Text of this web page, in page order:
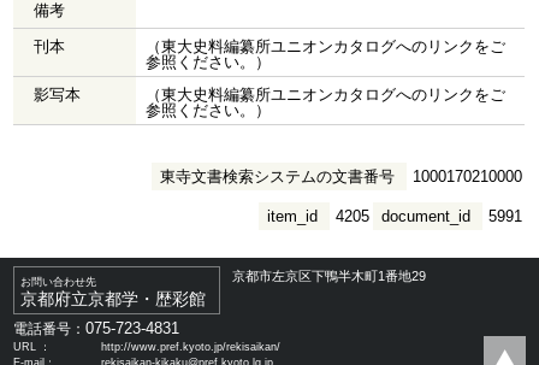
備考
刊本
（東大史料編纂所ユニオンカタログへのリンクをご
参照ください。）
影写本
（東大史料編纂所ユニオンカタログへのリンクをご
参照ください。）
東寺文書検索システムの文書番号 1000170210000
document_id 5991
item_id 4205
お問い合わせ先
京都府立京都学・歴彩館
京都市左京区下鴨半木町1番地29
電話番号：075-723-4831
URL ：
http://www.pref.kyoto.jp/rekisaikan/
E-mail：
rekisaikan-kikaku@pref.kyoto.lg.jp